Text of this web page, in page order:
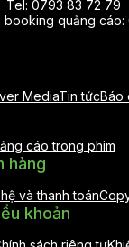
Tel: 0793 83 72 79
booking quảng
MediaTin tứcBáo
cáo trong phim
hàng
và thanh toán
khoản